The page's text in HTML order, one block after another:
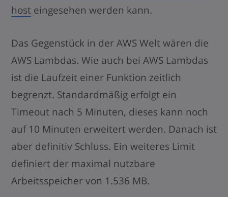
host eingesehen werden kann.
Das Gegenstück in der AWS Welt wären die
AWS Lambdas. Wie auch bei AWS Lambdas
ist die Laufzeit einer Funktion zeitlich
begrenzt. Standardmäßig erfolgt ein
Timeout nach 5 Minuten, dieses kann noch
auf 10 Minuten erweitert werden. Danach ist
aber definitiv Schluss. Ein weiteres Limit
definiert der maximal nutzbare
Arbeitsspeicher von 1.536 MB.